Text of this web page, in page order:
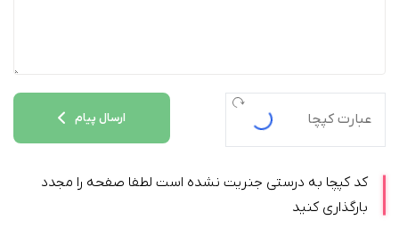
ارسال پیام
کد کپچا به درستی جنریت نشده است لطفا صفحه را مجدد
بارگذاری کنید